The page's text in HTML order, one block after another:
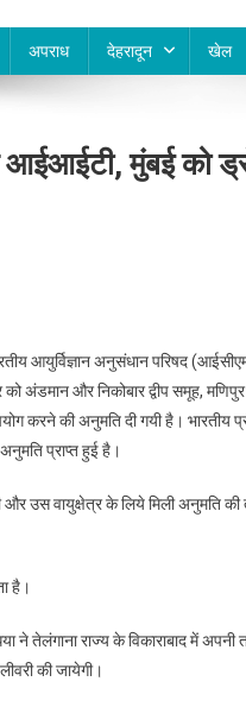
अपराध देहरादून खेल
मुंबई को
आयुर्विज्ञान अनुसंधान परिषद
और निकोबार द्वीप समूह,
करने की अनुमति दी गयी है। भारतीय
प्राप्त हुई है।
उस वायुक्षेत्र के लिये मिली अनुमति
है।
तेलंगाना राज्य के विकाराबाद में अपनी
की जायेगी।